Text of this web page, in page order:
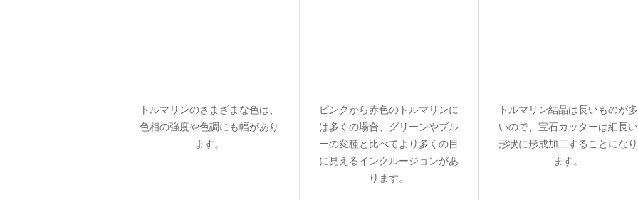
トルマリンのさまざまな色は、
色相の強度や色調にも幅があり
ます。
ピンクから赤色のトルマリンに
は多くの場合、グリーンやブル
ーの変種と比べてより多くの目
に見えるインクルージョンがあ
ります。
トルマリン結晶は長いものが多
いので、宝石カッターは細長い
形状に形成加工することになり
ます。